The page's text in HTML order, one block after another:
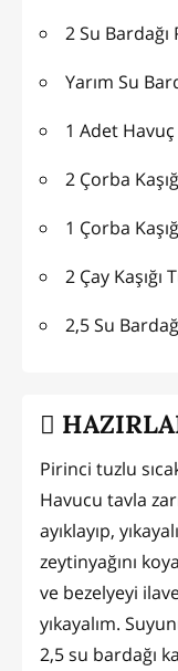
2 Su Bardağı
Yarım Su
1 Adet Havuç
2 Çorba
1 Çorba
2 Çay Kaşığı
2,5 Su
Pirinci tuzlu
Havucu tavla
ayıklayıp,
zeytinyağını
ve bezelyeyi
yıkayalım.
2,5 su bardağı